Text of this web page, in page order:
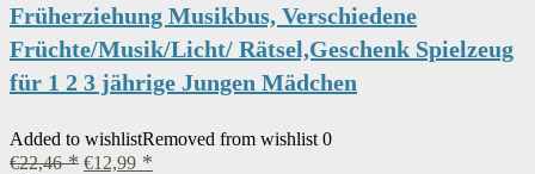
Früherziehung Musikbus, Verschiedene
Früchte/Musik/Licht/ Rätsel,Geschenk Spielzeug
für 1 2 3 jährige Jungen Mädchen
Added to wishlistRemoved from wishlist 0
€22,46
Ursprünglicher
€12,99